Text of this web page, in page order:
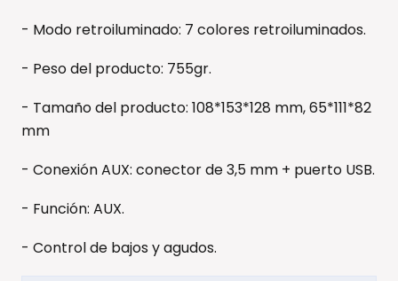
- Modo retroiluminado: 7 colores retroiluminados.
- Peso del producto: 755gr.
- Tamaño del producto: 108*153*128 mm, 65*111*82
mm
- Conexión AUX: conector de 3,5 mm + puerto USB.
- Función: AUX.
- Control de bajos y agudos.